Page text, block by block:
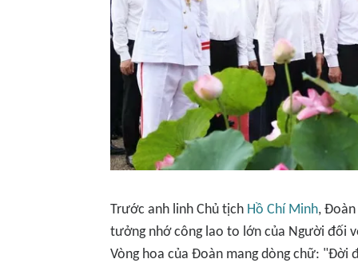
Trước anh linh Chủ tịch Hồ Chí Minh,
tưởng nhớ công lao to lớn của Người đối
Vòng hoa của Đoàn mang dòng chữ: "Đời